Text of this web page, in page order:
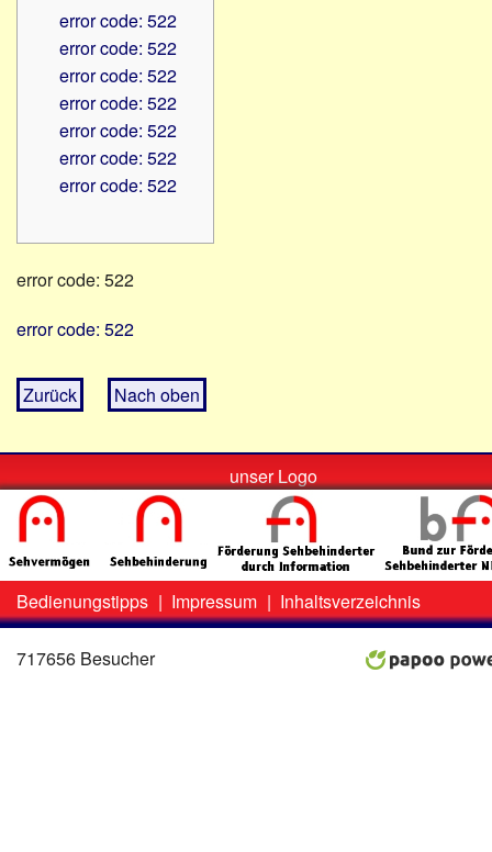
PC
Verbände
error code: 522
error code: 522
error code: 522
error code: 522
error code: 522
error code: 522
error code: 522
error code: 522
error code: 522
Zurück Nach oben
unser Logo
Zweit-
Menü
Bedienungstipps | Impressum | Inhaltsverzeichnis
717656 Besucher